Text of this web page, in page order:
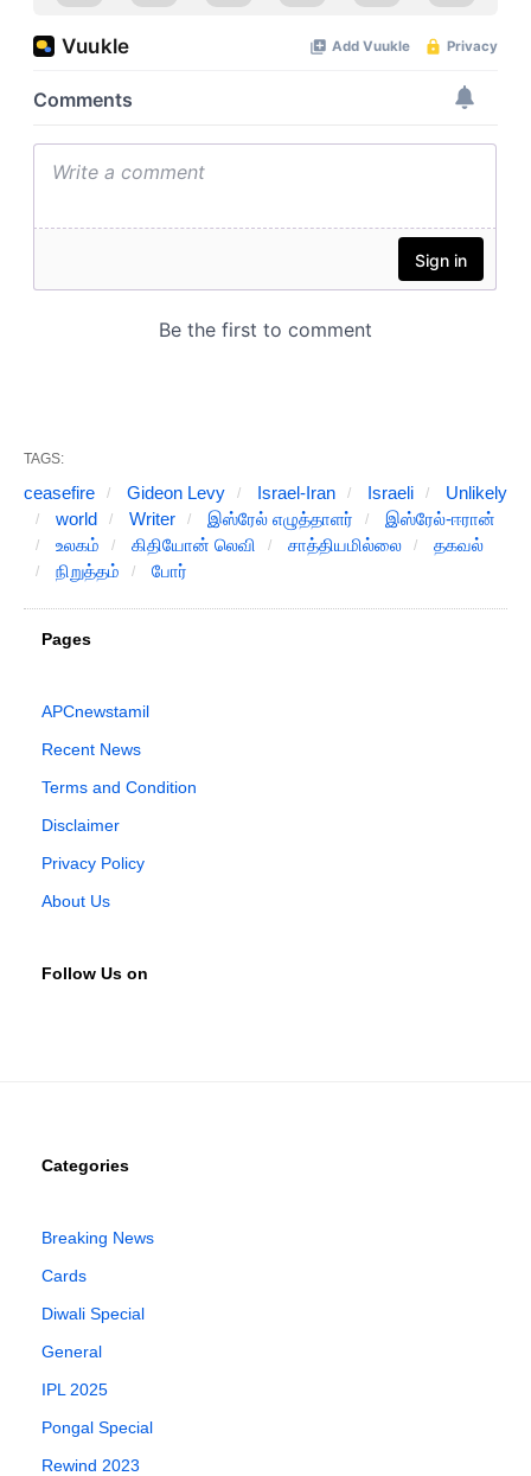
TAGS:
ceasefire Gideon Levy Israel-Iran Israeli
Unlikely
world
Writer இஸ்ரேல் எழுத்தாளர்
இஸ்ரேல்-ஈரான்
உலகம்
கிதியோன் லெவி சாத்தியமில்லை
தகவல்
நிறுத்தம்
போர்
Pages
APCnewstamil
Recent News
Terms and Condition
Disclaimer
Privacy Policy
About Us
Follow Us on
Categories
Breaking News
Cards
Diwali Special
General
IPL 2025
Pongal Special
Rewind 2023